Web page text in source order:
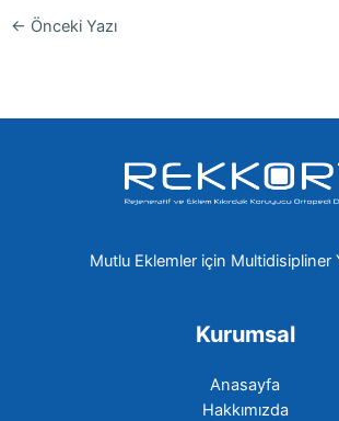
← Önceki Yazı
Mutlu Eklemler için Multidisipliner
Kurumsal
Anasayfa
Hakkımızda